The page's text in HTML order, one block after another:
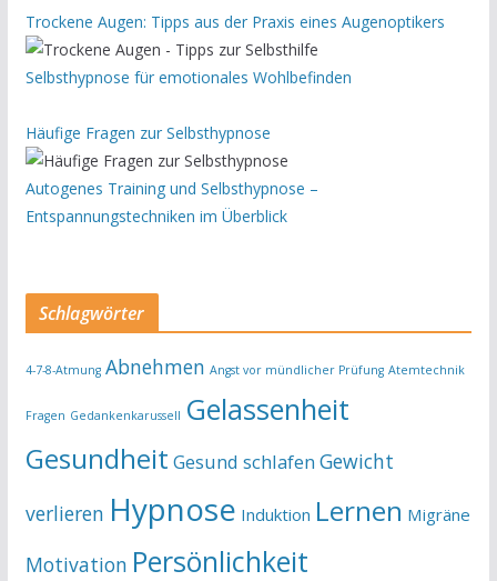
Trockene Augen: Tipps aus der Praxis eines Augenoptikers
Selbsthypnose für emotionales Wohlbefinden
Häufige Fragen zur Selbsthypnose
Autogenes Training und Selbsthypnose –
Entspannungstechniken im Überblick
Schlagwörter
4-7-8-Atmung Abnehmen Angst vor mündlicher Prüfung Atemtechnik
Fragen Gedankenkarussell Gelassenheit
Gesundheit Gesund schlafen Gewicht
verlieren Hypnose Induktion Lernen Migräne
Motivation Persönlichkeit